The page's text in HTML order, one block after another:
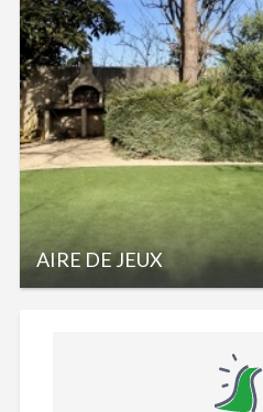
AIRE DE JEUX